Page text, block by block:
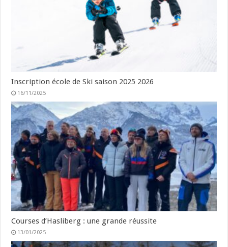
Inscription école de Ski saison 2025 2026
16/11/2025
Courses d’Hasliberg : une grande réussite
13/01/2025